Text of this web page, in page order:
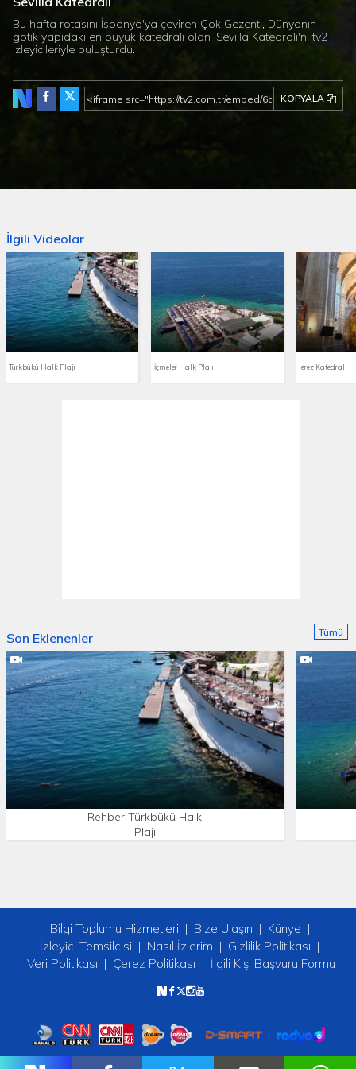
Bu hafta rotasını İspanya'ya çeviren Çok Gezenti, Dünyanın
gotik yapıdaki en büyük katedrali olan 'Sevilla Katedrali'ni tv2
izleyicileriyle buluşturdu.
KOPYALA
İlgili Videolar
Türkbükü Halk Plajı İçmeler Halk Plajı Jerez Katedrali
Son Eklenenler
Rehber Türkbükü Halk
Plajı
Tümü
Bilgi Toplumu Hizmetleri Bize Ulaşın
Künye
İzleyici Temsilcisi
Nasıl İzlerim
Gizlilik Politikası
Veri Politikası
Çerez Politikası İlgili Kişi Başvuru Formu